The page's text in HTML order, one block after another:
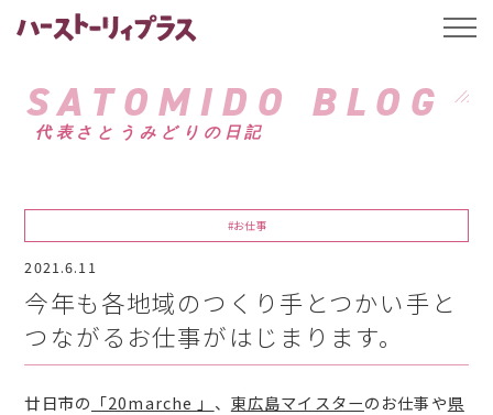
ハーストーリィプ
SATOMIDO BLOG
代表さとうみどりの日記
#お仕事
2021.6.11
今年も各地域のつくり手とつかい手と
つながるお仕事がはじまります。
廿日市の 「20marche 」 、 東広島マイスターのお仕事や県
t
l
a